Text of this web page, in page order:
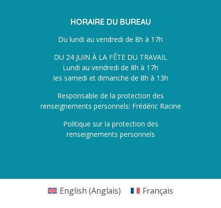
HORAIRE DU BUREAU
Du lundi au vendredi de 8h à 17h
DU 24 JUIN À LA FÊTE DU TRAVAIL
Lundi au vendredi de 8h à 17h
les samedi et dimanche de 8h à 13h
Responsable de la protection des
renseignements personnels: Frédéric Racine
Politique sur la protection des
renseignements personnels
English (Anglais) Français